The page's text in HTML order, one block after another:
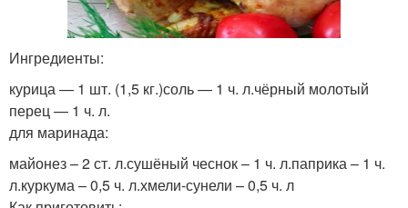
Ингредиенты:
курица — 1 шт. (1,5 кг.)соль — 1 ч. л.чёрный молотый
перец — 1 ч. л.
для маринада:
майонез – 2 ст. л.сушёный чеснок – 1 ч. л.паприка – 1 ч.
л.куркума – 0,5 ч. л.хмели-сунели – 0,5 ч. л